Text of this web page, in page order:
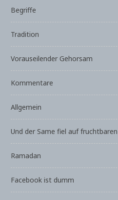
Begriffe
Tradition
Vorauseilender Gehorsam
Kommentare
Allgemein
Und der Same fiel auf
Ramadan
Facebook ist dumm